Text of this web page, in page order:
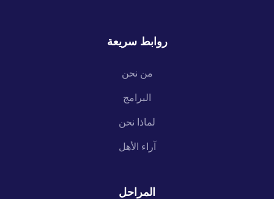
روابط سريعة
من نحن
البرامج
لماذا نحن
آراء الأهل
المراحل